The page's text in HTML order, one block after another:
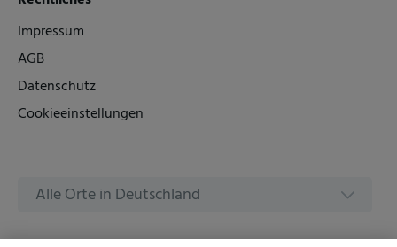
Impressum
AGB
Datenschutz
Cookieeinstellungen
Alle Orte in Deutschland